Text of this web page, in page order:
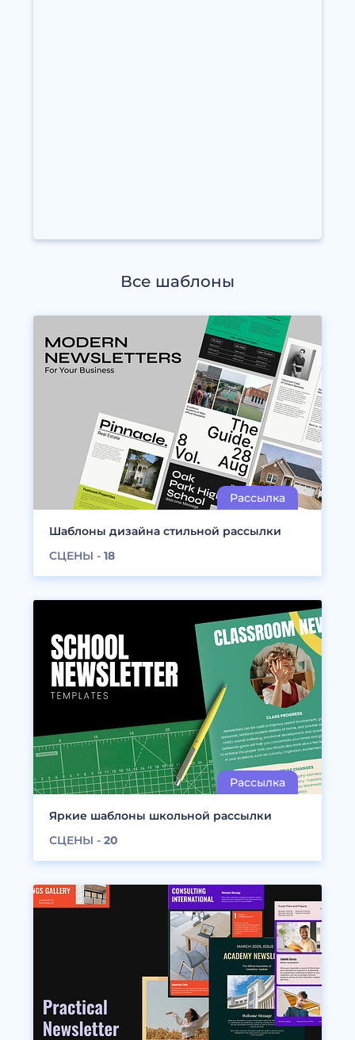
Все шаблоны
Шаблоны дизайна стильной рассылки
СЦЕНЫ - 18
Яркие шаблоны школьной рассылки
СЦЕНЫ - 20